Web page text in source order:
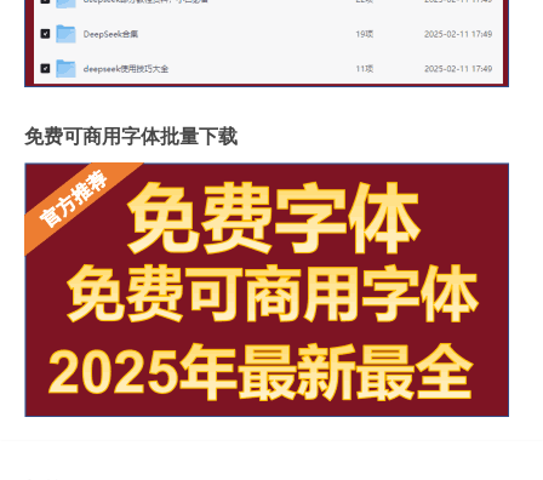
免费可商用字体批量下载